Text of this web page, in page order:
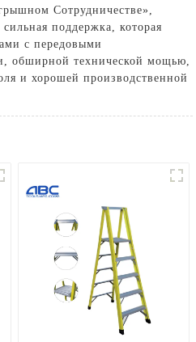
Сотрудничестве»,
поддержка, которая
с передовыми
обширной технической мощью,
и хорошей производственной